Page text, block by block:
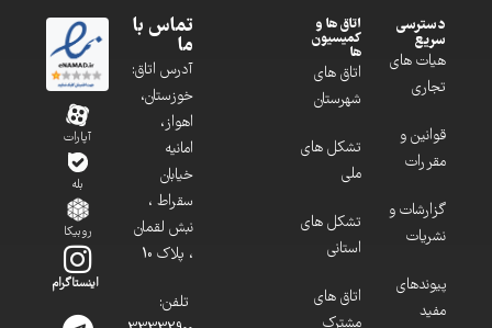
دسترسی
سریع
هیات های
تجاری
قوانین و
مقررات
گزارشات و
نشریات
پیوندهای
مفید
اتاق ها و
کمیسیون
ها
اتاق های
شهرستان
تشکل های
ملی
تشکل های
استانی
اتاق های
تماس با
ما
آدرس اتاق:
خوزستان،
اهواز،
امانیه
خیابان
سقراط ،
نبش لقمان
، پلاک 10
تلفن:
آپارات
بله
روبیکا
اینستاگرام